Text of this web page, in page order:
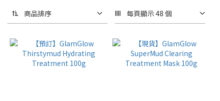
商品排序 每頁顯示 48 個